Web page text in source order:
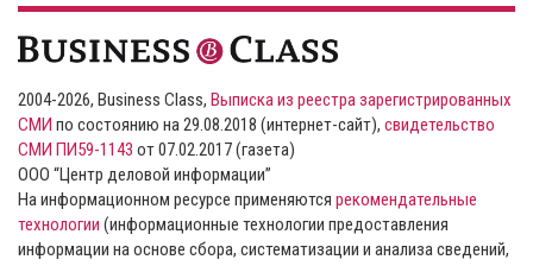
2004-2026, Business Class, Выписка из реестра зарегистрированных
СМИ по состоянию на 29.08.2018 (интернет-сайт), свидетельство
СМИ ПИ59-1143 от 07.02.2017 (газета)
ООО “Центр деловой информации”
На информационном ресурсе применяются рекомендательные
технологии (информационные технологии предоставления
информации на основе сбора, систематизации и анализа сведений,